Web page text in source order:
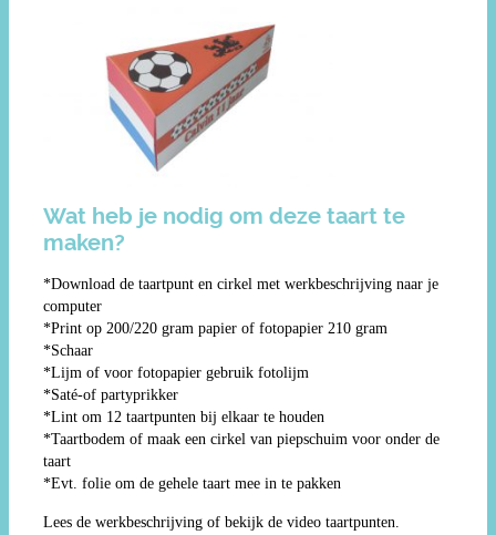
Wat heb je nodig om deze taart te
maken?
*Download de taartpunt en cirkel met werkbeschrijving naar je
computer
*Print op 200/220 gram papier of fotopapier 210 gram
*Schaar
*Lijm of voor fotopapier gebruik fotolijm
*Saté-of partyprikker
*Lint om 12 taartpunten bij elkaar te houden
*Taartbodem of maak een cirkel van piepschuim voor onder de
taart
*Evt. folie om de gehele taart mee in te pakken
Lees de werkbeschrijving of bekijk de video taartpunten.